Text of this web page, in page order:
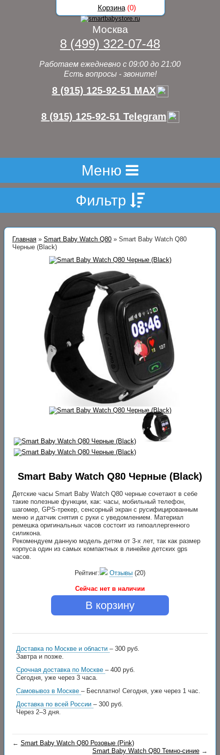
Москва
8 (499) 322-07-48
Работаем ежедневно с 09:00 до 21:00
Есть вопросы - звоните!
8 (915) 125-92-51 MAX
8 (915) 125-92-51 Telegram
Меню
Фильтр
Главная » Smart Baby Watch Q80 » Smart Baby Watch Q80
Черные (Black)
Smart Baby Watch Q80 Черные (Black)
Детские часы Smart Baby Watch Q80 черные сочетают в себе
такие полезные функции, как: часы, мобильный телефон,
шагомер, GPS-трекер, сенсорный экран с русифицированным
меню и датчик снятия с руки с уведомлением. Материал
ремешка оригинальных часов состоит из гипоаллергенного
силикона.
Рекомендуем данную модель детям от 3-х лет, так как размер
корпуса один из самых компактных в линейке детских gps
часов.
Рейтинг: Отзывы (20)
Сейчас нет в наличии
В корзину
Доставка по Москве и области – 300 руб.
Завтра и позже.
Срочная доставка по Москве – 400 руб.
Сегодня, уже через 3 часа.
Самовывоз в Москве – Бесплатно! Сегодня, уже через 1 час.
Доставка по всей России – 300 руб.
Через 2–3 дня.
← Smart Baby Watch Q80 Розовые (Pink)
Smart Baby Watch Q80 Темно-синие →
Корзина(0)